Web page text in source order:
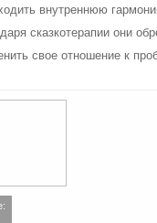
внутреннюю
сказкотерапии они
свое отношение к